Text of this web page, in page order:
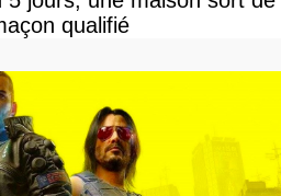
qualifié